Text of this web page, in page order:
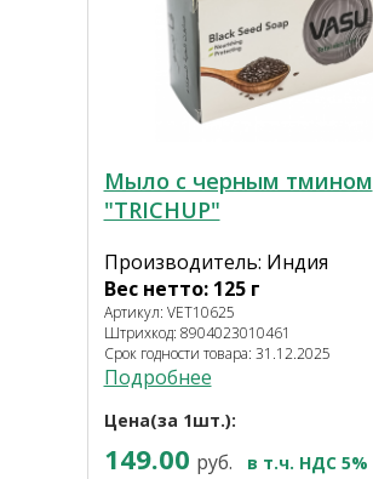
Мыло с черным тмином
"TRICHUP"
Производитель: Индия
Вес нетто: 125 г
Артикул: VET10625
Штрихкод: 8904023010461
Срок годности товара: 31.12.2025
Подробнее
Цена(за 1шт.):
149.00 руб. в т.ч. НДС 5%